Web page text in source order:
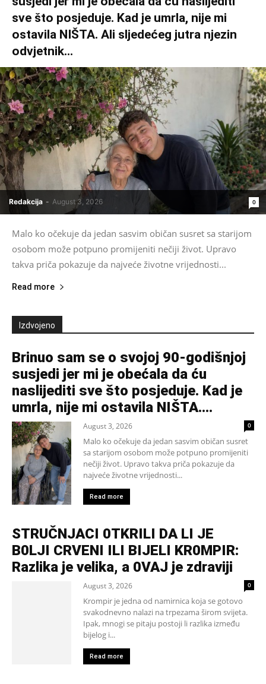
sve što posjeduje. Kad je umrla, nije mi
ostavila NIŠTA. Ali sljedećeg jutra njezin
odvjetnik...
Redakcija - August 3, 2026 0
Malo ko očekuje da jedan sasvim običan susret sa starijom
osobom može potpuno promijeniti nečiji život. Upravo
takva priča pokazuje da najveće životne vrijednosti...
Read more
Izdvojeno
Brinuo sam se o svojoj 90-godišnjoj
susjedi jer mi je obećala da ću
naslijediti sve što posjeduje. Kad je
umrla, nije mi ostavila NIŠTA....
August 3, 2026 0
Malo ko očekuje da jedan sasvim običan susret
sa starijom osobom može potpuno promijeniti
nečiji život. Upravo takva priča pokazuje da
najveće životne vrijednosti...
Read more
STRUČNJACI 0TKRILI DA LI JE
B0LJI CRVENI ILI BIJELI KR0MPIR:
Razlika je velika, a 0VAJ je zdraviji
August 3, 2026 0
Krompir je jedna od namirnica koja se gotovo
svakodnevno nalazi na trpezama širom svijeta.
Ipak, mnogi se pitaju postoji li razlika između
bijelog i...
Read more